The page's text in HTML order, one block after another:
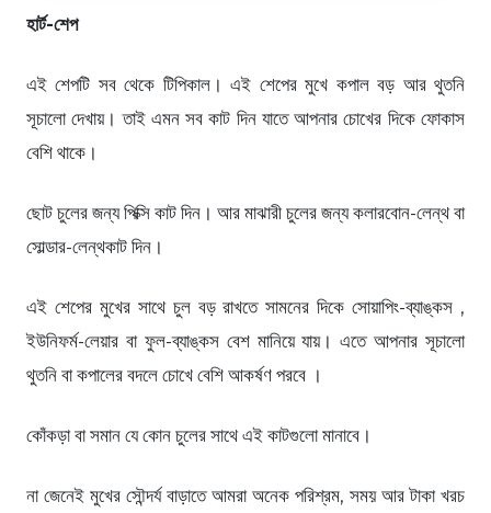
হার্ট-শেপ
এই শেপটি সব থেকে টিপিকাল। এই শেপের মুখে কপাল বড় আর থুতনি
সূচালো দেখায়। তাই এমন সব কাট দিন যাতে আপনার চোখের দিকে ফোকাস
বেশি থাকে।
ছোট চুলের জন্য পিক্সি কাট দিন। আর মাঝারী চুলের জন্য কলারবোন-লেন্থ বা
সোল্ডার-লেন্থকাট দিন।
এই শেপের মুখের সাথে চুল বড় রাখতে সামনের দিকে সোয়াপিং-ব্যাঙ্কস ,
ইউনিফর্ম-লেয়ার বা ফুল-ব্যাঙ্কস বেশ মানিয়ে যায়। এতে আপনার সূচালো
থুতনি বা কপালের বদলে চোখে বেশি আকর্ষণ পরবে ।
কোঁকড়া বা সমান যে কোন চুলের সাথে এই কাটগুলো মানাবে।
না জেনেই মুখের সৌন্দর্য বাড়াতে আমরা অনেক পরিশ্রম, সময় আর টাকা খরচ